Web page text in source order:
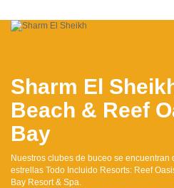
Sharm El
Beach & Reef
Bay
Nuestros clubes de buceo se
estrellas Todo Incluido Resorts: Reef
Bay Resort & Spa.